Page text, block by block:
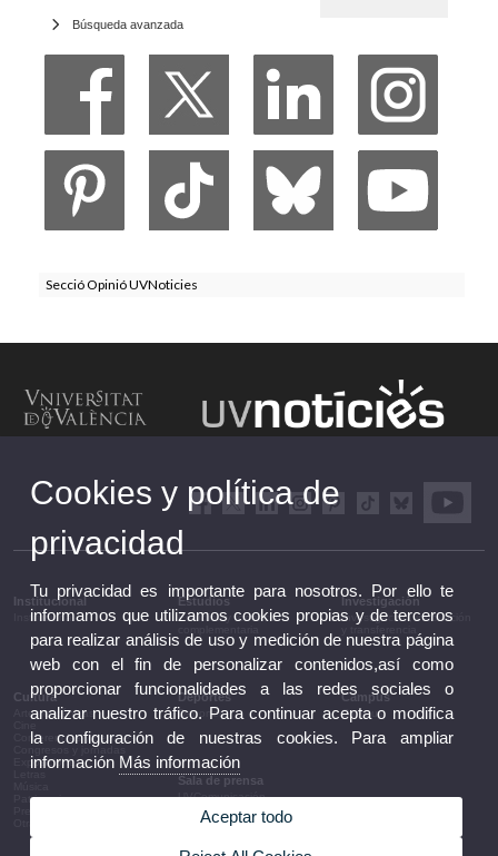
Búsqueda avanzada
Secció Opinió UVNoticies
Institucional
Institucional
Estudios
Estudios y formación
Investigación
Investigación, innovación
Cultura
Artes escénicas
Conferencias y debates
Congresos y jornadas
Exposiciones
Patrimonio
Deportes
Deportes
Campus
Campus
Sala de prensa
UVComunicación
Notas de prensa
Agenda de gobierno
Cookies y política de
privacidad
Tu privacidad es importante para nosotros. Por ello te
informamos que utilizamos cookies propias y de terceros
para realizar análisis de uso y medición de nuestra página
web con el fin de personalizar contenidos,así como
proporcionar funcionalidades a las redes sociales o
analizar nuestro tráfico. Para continuar acepta o modifica
la configuración de nuestras cookies. Para ampliar
información Más información
Aceptar todo